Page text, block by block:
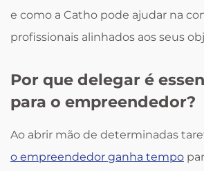
e como a Catho pode ajudar na
profissionais alinhados aos seus
Por que delegar é
para o empreendedor?
Ao abrir mão de determinadas
o empreendedor ganha tempo